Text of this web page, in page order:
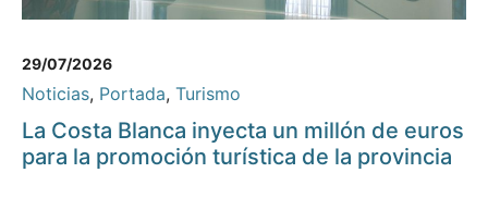
29/07/2026
Noticias, Portada, Turismo
La Costa Blanca inyecta un millón de euros
para la promoción turística de la provincia